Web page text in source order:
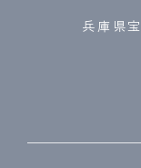
兵庫県